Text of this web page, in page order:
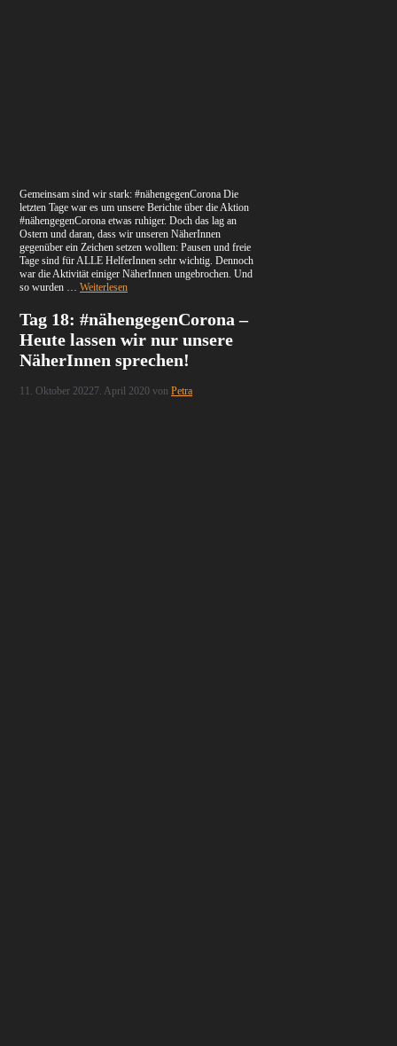
Gemeinsam sind wir stark: #nähengegenCorona Die
letzten Tage war es um unsere Berichte über die Aktion
#nähengegenCorona etwas ruhiger. Doch das lag an
Ostern und daran, dass wir unseren NäherInnen
gegenüber ein Zeichen setzen wollten: Pausen und freie
Tage sind für ALLE HelferInnen sehr wichtig. Dennoch
war die Aktivität einiger NäherInnen ungebrochen. Und
so wurden …Weiterlesen
Tag 18: #nähengegenCorona –
Heute lassen wir nur unsere
NäherInnen sprechen!
11. Oktober 20227. April 2020 vonPetra